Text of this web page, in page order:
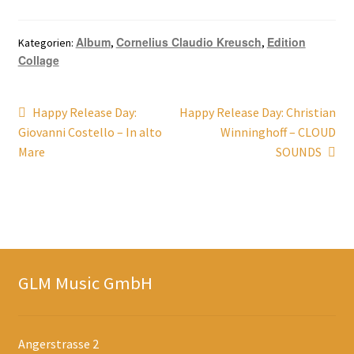
Kategorien: Album, Cornelius Claudio Kreusch, Edition
Collage
Beitragsnavigation
Vorheriger
Beitrag:
Happy Release Day:
Giovanni Costello – In alto
Mare
Nächster
Beitrag:
Happy Release Day: Christian
Winninghoff – CLOUD
SOUNDS
GLM Music GmbH
Angerstrasse 2